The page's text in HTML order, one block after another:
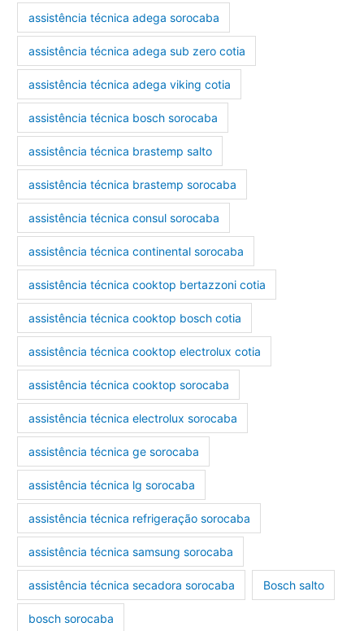
assistência técnica adega sorocaba
assistência técnica adega sub zero cotia
assistência técnica adega viking cotia
assistência técnica bosch sorocaba
assistência técnica brastemp salto
assistência técnica brastemp sorocaba
assistência técnica consul sorocaba
assistência técnica continental sorocaba
assistência técnica cooktop bertazzoni cotia
assistência técnica cooktop bosch cotia
assistência técnica cooktop electrolux cotia
assistência técnica cooktop sorocaba
assistência técnica electrolux sorocaba
assistência técnica ge sorocaba
assistência técnica lg sorocaba
assistência técnica refrigeração sorocaba
assistência técnica samsung sorocaba
assistência técnica secadora sorocaba Bosch salto
bosch sorocaba